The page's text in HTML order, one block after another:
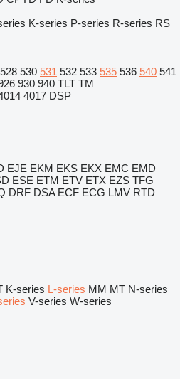
K-series P-series R-series RS
528 530 531 532 533 535 536 540 541
930 940 TLT TM
4017 DSP
EJE EKM EKS EKX EMC EMD
ESE ETM ETV ETX EZS TFG
DRF DSA ECF ECG LMV RTD
K-series L-series MM MT N-series
V-series W-series